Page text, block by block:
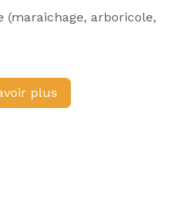
(maraichage, arboricole,
plus